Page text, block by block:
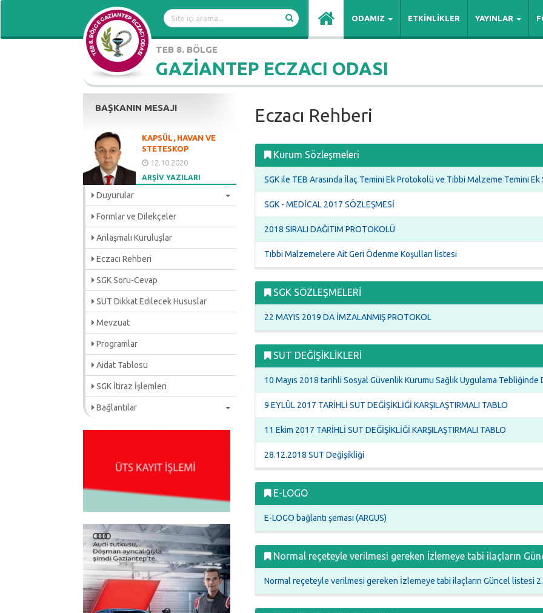
ODAMIZ ETKİNLİKLER YAYINLAR
TEB 8. BÖLGE
GAZİANTEP ECZACI ODASI
Eczacı Rehberi
Kurum Sözleşmeleri
SGK ile TEB Arasında İlaç Temini Ek Protokolü ve Tıbbi Malzeme Temini
SGK - MEDİCAL 2017 SÖZLEŞMESİ
2018 SIRALI DAĞITIM PROTOKOLÜ
Tıbbi Malzemelere Ait Geri Ödenme Koşulları listesi
SGK SÖZLEŞMELERİ
22 MAYIS 2019 DA İMZALANMIŞ PROTOKOL
SUT DEĞİŞİKLİKLERİ
10 Mayıs 2018 tarihli Sosyal Güvenlik Kurumu Sağlık Uygulama Tebliğinde
9 EYLÜL 2017 TARİHLİ SUT DEĞİŞİKLİĞİ KARŞILAŞTIRMALI TABLO
11 Ekim 2017 TARİHLİ SUT DEĞİŞİKLİĞİ KARŞILAŞTIRMALI TABLO
28.12.2018 SUT Değişikliği
E-LOGO
E-LOGO bağlantı şeması (ARGUS)
Normal reçeteyle verilmesi gereken İzlemeye tabi ilaçların
Normal reçeteyle verilmesi gereken İzlemeye tabi ilaçların Güncel listesi
BAŞKANIN MESAJI
KAPSÜL, HAVAN VE
STETESKOP
12.10.2020
ARŞİV YAZILARI
Duyurular
Formlar ve Dilekçeler
Anlaşmalı Kuruluşlar
Eczacı Rehberi
SGK Soru-Cevap
SUT Dikkat Edilecek Hususlar
Mevzuat
Programlar
Aidat Tablosu
SGK İtiraz İşlemleri
Bağlantılar